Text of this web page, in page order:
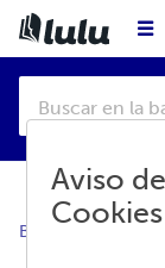
Base de
Aviso